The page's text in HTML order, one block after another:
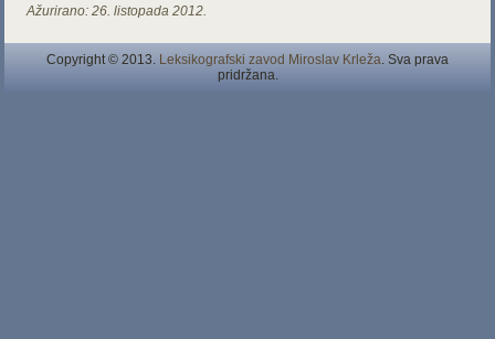
Ažurirano: 26. listopada 2012.
Copyright © 2013. Leksikografski zavod Miroslav Krleža. Sva prava
pridržana.